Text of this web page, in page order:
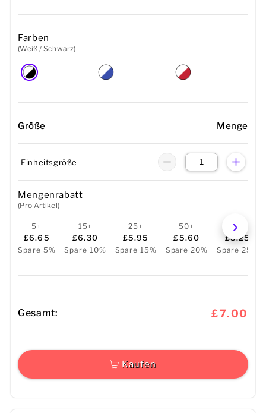
Farben
(Weiß / Schwarz)
Größe Menge
Einheitsgröße
Mengenrabatt
(Pro Artikel)
5+
£6.65
Spare 5%
15+
£6.30
Spare 10%
25+
£5.95
Spare 15%
50+
£5.60
Spare 20%
100+
£5.25
Spare 25%
Gesamt: £7.00
Kaufen